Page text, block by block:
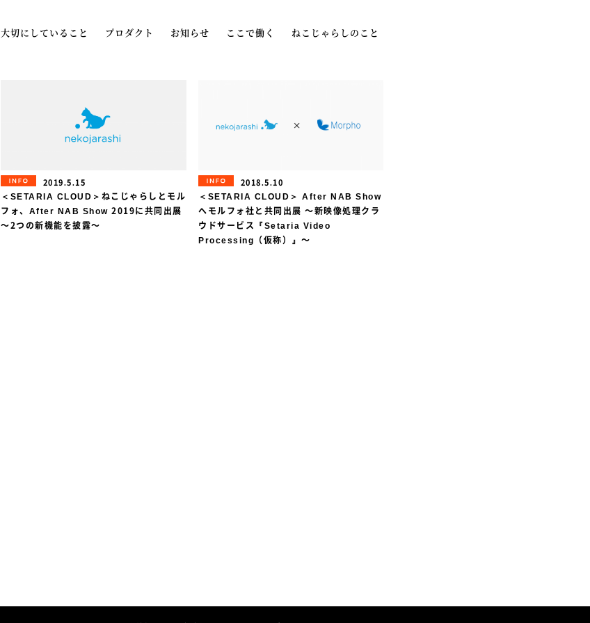
大切にしていること プロダクト お知らせ ここで働く ねこじゃらしのこと
INFORMATION
2019.5.15
＜SETARIA CLOUD＞ねこじゃらしとモル
フォ、After NAB Show 2019に共同出展
〜2つの新機能を披露〜
INFORMATION
2018.5.10
＜SETARIA CLOUD＞ After NAB Show
へモルフォ社と共同出展 〜新映像処理クラ
ウドサービス『Setaria Video
Processing（仮称）』〜